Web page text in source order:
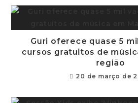
Guri oferece quase 5
cursos gratuitos de
região
20 de março de